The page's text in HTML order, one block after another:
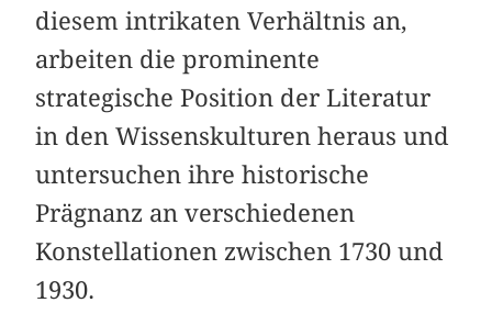
diesem intrikaten Verhältnis an,
arbeiten die prominente
strategische Position der Literatur
in den Wissenskulturen heraus und
untersuchen ihre historische
Prägnanz an verschiedenen
Konstellationen zwischen 1730 und
1930.